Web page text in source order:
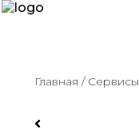
Главная / Сервисы